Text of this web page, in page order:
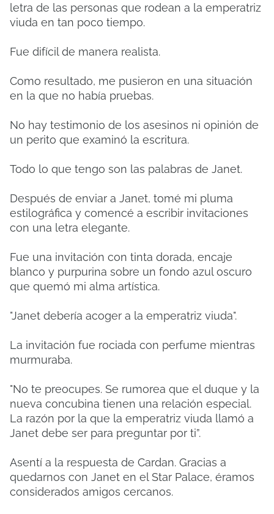
letra de las personas que rodean a la emperatriz
viuda en tan poco tiempo.
Fue difícil de manera realista.
Como resultado, me pusieron en una situación
en la que no había pruebas.
No hay testimonio de los asesinos ni opinión de
un perito que examinó la escritura.
Todo lo que tengo son las palabras de Janet.
Después de enviar a Janet, tomé mi pluma
estilográfica y comencé a escribir invitaciones
con una letra elegante.
Fue una invitación con tinta dorada, encaje
blanco y purpurina sobre un fondo azul oscuro
que quemó mi alma artística.
"Janet debería acoger a la emperatriz viuda".
La invitación fue rociada con perfume mientras
murmuraba.
"No te preocupes. Se rumorea que el duque y la
nueva concubina tienen una relación especial.
La razón por la que la emperatriz viuda llamó a
Janet debe ser para preguntar por ti”.
Asentí a la respuesta de Cardan. Gracias a
quedarnos con Janet en el Star Palace, éramos
considerados amigos cercanos.